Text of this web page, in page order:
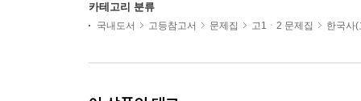
카테고리 분류
국내도서 고등참고서 문제집 고1ㆍ2 문제집 한국사